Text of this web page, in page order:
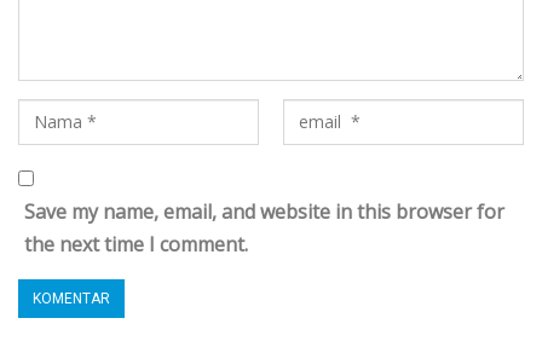
Save my name, email, and website in this browser for
the next time I comment.